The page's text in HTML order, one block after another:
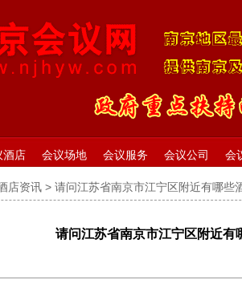
酒店 会议场地 会议服务 会议公司 会
店资讯 > 请问江苏省南京市江宁区附近有哪些
请问江苏省南京市江宁区附近有